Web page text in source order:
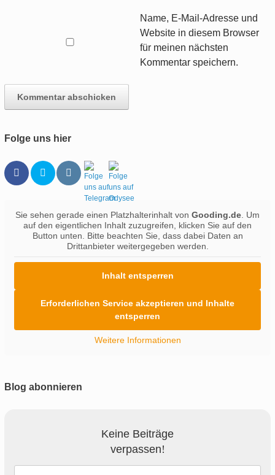
Name, E-Mail-Adresse und
Website in diesem Browser
für meinen nächsten
Kommentar speichern.
Folge uns hier
Sie sehen gerade einen Platzhalterinhalt von Gooding.de . Um
auf den eigentlichen Inhalt zuzugreifen, klicken Sie auf den
Button unten. Bitte beachten Sie, dass dabei Daten an
Drittanbieter weitergegeben werden.
Inhalt entsperren
Erforderlichen Service akzeptieren und Inhalte
entsperren
Weitere Informationen
Blog abonnieren
Keine Beiträge
verpassen!